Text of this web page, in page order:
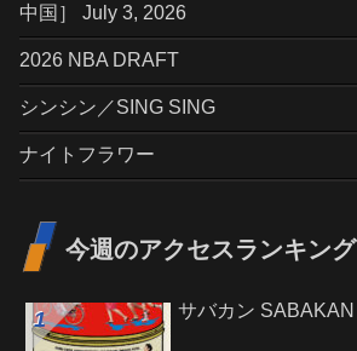
中国］ July 3, 2026
2026 NBA DRAFT
シンシン／SING SING
ナイトフラワー
今週のアクセスランキング
サバカン SABAKAN